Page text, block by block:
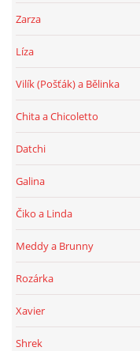
Zarza
Líza
Vilík (Pošťák) a Bělinka
Chita a Chicoletto
Datchi
Galina
Čiko a Linda
Meddy a Brunny
Rozárka
Xavier
Shrek